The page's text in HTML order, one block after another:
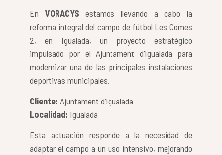
En VORACYSestamos llevando a cabo la
reforma integral del campo de fútbol Les Comes
2, en Igualada, un proyecto estratégico
impulsado por el Ajuntament d’Igualada para
modernizar una de las principales instalaciones
deportivas municipales.
Cliente: Ajuntament d’Igualada
Localidad: Igualada
Esta actuación responde a la necesidad de
adaptar el campo a un uso intensivo, mejorando